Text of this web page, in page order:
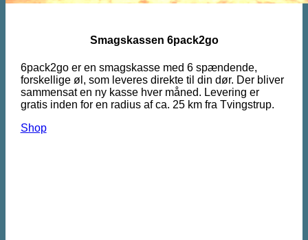
Smagskassen 6pack2go
6pack2go er en smagskasse med 6 spændende,
forskellige øl, som leveres direkte til din dør. Der bliver
sammensat en ny kasse hver måned. Levering er
gratis inden for en radius af ca. 25 km fra Tvingstrup.
Shop